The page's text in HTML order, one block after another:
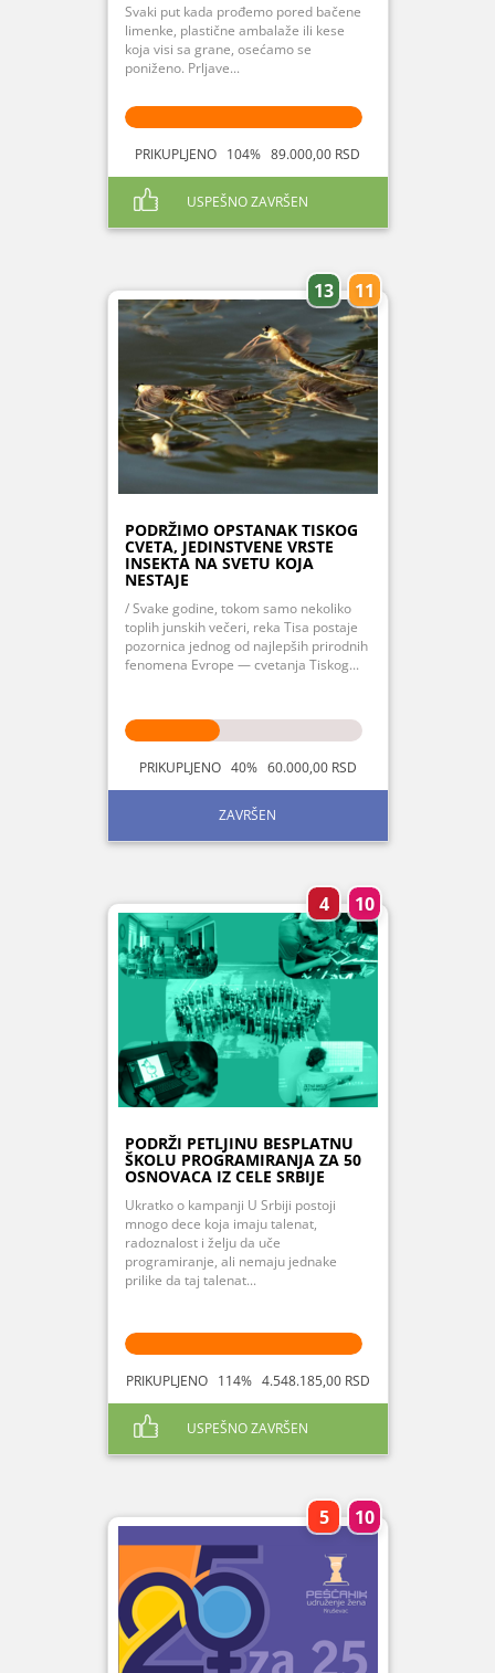
Svaki put kada prođemo pored bačene
limenke, plastične ambalaže ili kese
koja visi sa grane, osećamo se
poniženo. Prljave...
PRIKUPLJENO 104% 89.000,00 RSD
USPEŠNO ZAVRŠEN
13 11
PODRŽIMO OPSTANAK TISKOG
CVETA, JEDINSTVENE VRSTE
INSEKTA NA SVETU KOJA
NESTAJE
/ Svake godine, tokom samo nekoliko
toplih junskih večeri, reka Tisa postaje
pozornica jednog od najlepših prirodnih
fenomena Evrope — cvetanja Tiskog...
PRIKUPLJENO 40% 60.000,00 RSD
ZAVRŠEN
4 10
PODRŽI PETLJINU BESPLATNU
ŠKOLU PROGRAMIRANJA ZA 50
OSNOVACA IZ CELE SRBIJE
Ukratko o kampanji U Srbiji postoji
mnogo dece koja imaju talenat,
radoznalost i želju da uče
programiranje, ali nemaju jednake
prilike da taj talenat...
PRIKUPLJENO 114% 4.548.185,00 RSD
USPEŠNO ZAVRŠEN
5 10